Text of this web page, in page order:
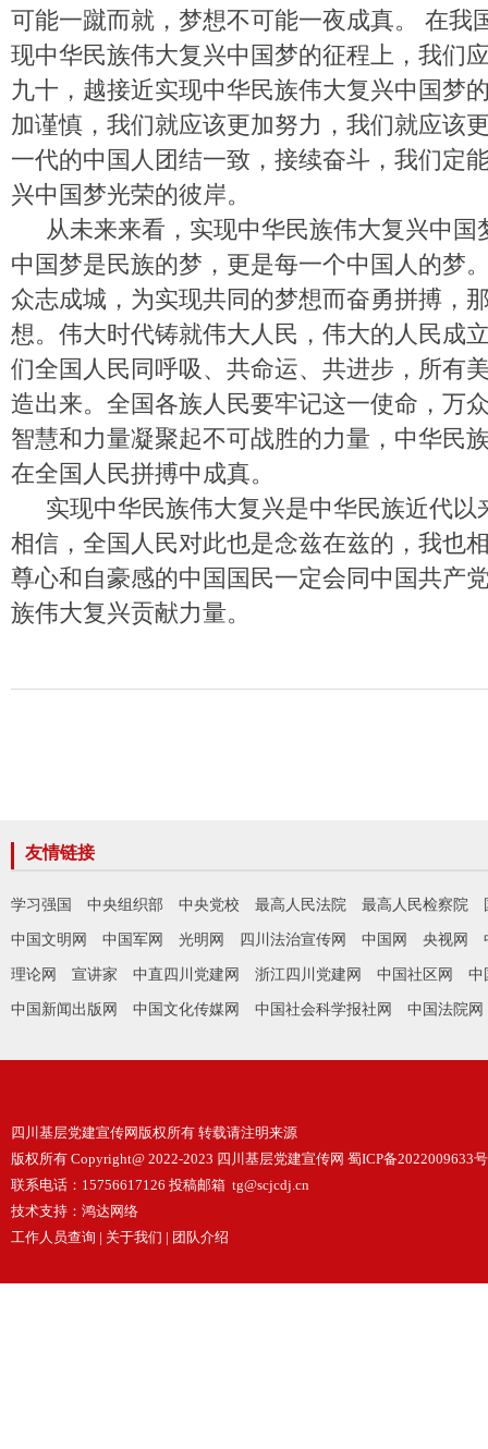
可能一蹴而就，梦想不可能一夜成真。 在我
现中华民族伟大复兴中国梦的征程上，我们
九十，越接近实现中华民族伟大复兴中国梦
加谨慎，我们就应该更加努力，我们就应该
一代的中国人团结一致，接续奋斗，我们定
兴中国梦光荣的彼岸。
从未来来看，实现中华民族伟大复兴中国
中国梦是民族的梦，更是每一个中国人的梦
众志成城，为实现共同的梦想而奋勇拼搏，
想。伟大时代铸就伟大人民，伟大的人民成
们全国人民同呼吸、共命运、共进步，所有
造出来。全国各族人民要牢记这一使命，万
智慧和力量凝聚起不可战胜的力量，中华民
在全国人民拼搏中成真。
实现中华民族伟大复兴是中华民族近代以
相信，全国人民对此也是念兹在兹的，我也
尊心和自豪感的中国国民一定会同中国共产
族伟大复兴贡献力量。
友情链接
学习强国 中央组织部 中央党校 最高人民法院 最高人民检察院
中国文明网 中国军网 光明网 四川法治宣传网 中国网 央视网
理论网 宣讲家 中直四川党建网 浙江四川党建网 中国社区网 中
中国新闻出版网 中国文化传媒网 中国社会科学报社网 中国法院网
四川基层党建宣传网版权所有 转载请注明来源
版权所有 Copyright@ 2022-2023 四川基层党建宣传网 蜀ICP备2022009633号
联系电话：15756617126 投稿邮箱 tg@scjcdj.cn
技术支持： 鸿达网络
工作人员查询 | 关于我们 | 团队介绍